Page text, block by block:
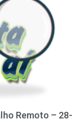
Remoto – 28-